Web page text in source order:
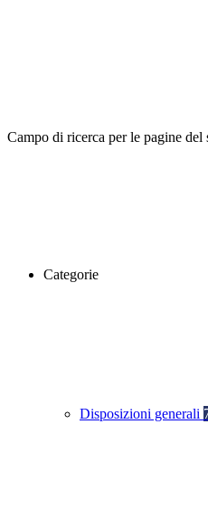
Campo di ricerca per le pagine del
Categorie
Disposizioni generali